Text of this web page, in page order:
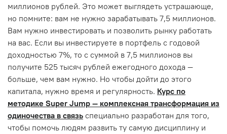
миллионов рублей. Это может выглядеть устрашающе,
но помните: вам не нужно зарабатывать 7,5 миллионов.
Вам нужно инвестировать и позволить рынку работать
на вас. Если вы инвестируете в портфель с годовой
доходностью 7%, то с суммой в 7,5 миллионов вы
получите 525 тысяч рублей ежегодного дохода —
больше, чем вам нужно. Но чтобы дойти до этого
капитала, нужно время и регулярность. Курс по
методике Super Jump — комплексная трансформация из
одиночества в связь специально разработан для того,
чтобы помочь людям развить ту самую дисциплину и